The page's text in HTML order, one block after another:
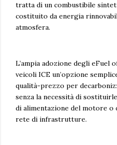
tratta di un combustibile
costituito da energia
atmosfera.
L’ampia adozione degli eFuel
veicoli ICE un’opzione
qualità-prezzo per
senza la necessità di
di alimentazione del motore o
rete di infrastrutture.